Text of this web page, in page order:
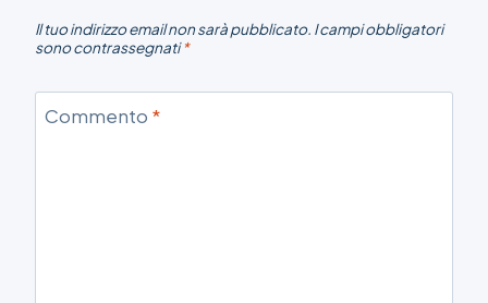
Il tuo indirizzo email non sarà pubblicato. I campi obbligatori
sono contrassegnati*
Commento *